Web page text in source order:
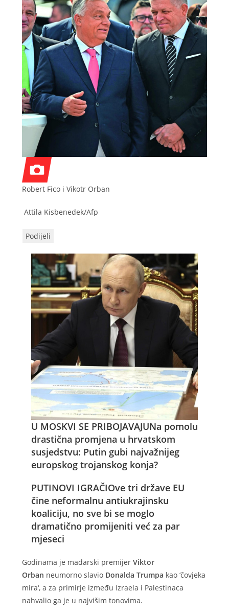
Robert Fico i Vikotr Orban
Attila Kisbenedek/Afp
Podijeli
U MOSKVI SE PRIBOJAVAJUNa pomolu
drastična promjena u hrvatskom
susjedstvu: Putin gubi najvažnijeg
europskog trojanskog konja?
PUTINOVI IGRAČIOve tri države EU
čine neformalnu antiukrajinsku
koaliciju, no sve bi se moglo
dramatično promijeniti već za par
mjeseci
Godinama je mađarski premijer Viktor
Orban neumorno slavio Donalda Trumpa kao ‘čovjeka
mira‘, a za primirje između Izraela i Palestinaca
nahvalio ga je u najvišim tonovima.